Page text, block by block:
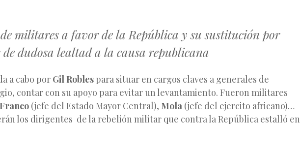
de militares a favor de la República y su sustitución por
de dudosa lealtad a la causa republicana
a cabo por Gil Robles para situar en cargos claves a generales de
contar con su apoyo para evitar un levantamiento. Fueron militares
Franco (jefe del Estado Mayor Central), Mola (jefe del ejercito africano)…
los dirigentes de la rebelión militar que contra la República estalló en